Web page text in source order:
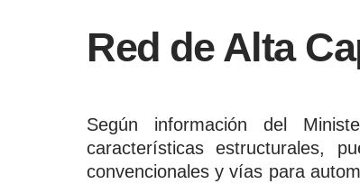
Red de Alta
Según información del
características estructurales,
convencionales y vías para